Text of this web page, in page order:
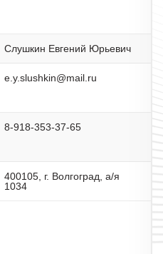
Слушкин Евгений Юрьевич
e.y.slushkin@mail.ru
8-918-353-37-65
400105, г. Волгоград, а/я
1034